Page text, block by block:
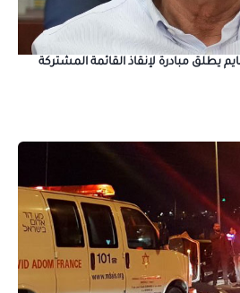
يطلق مبادرة لإنقاذ القائمة المشتركة